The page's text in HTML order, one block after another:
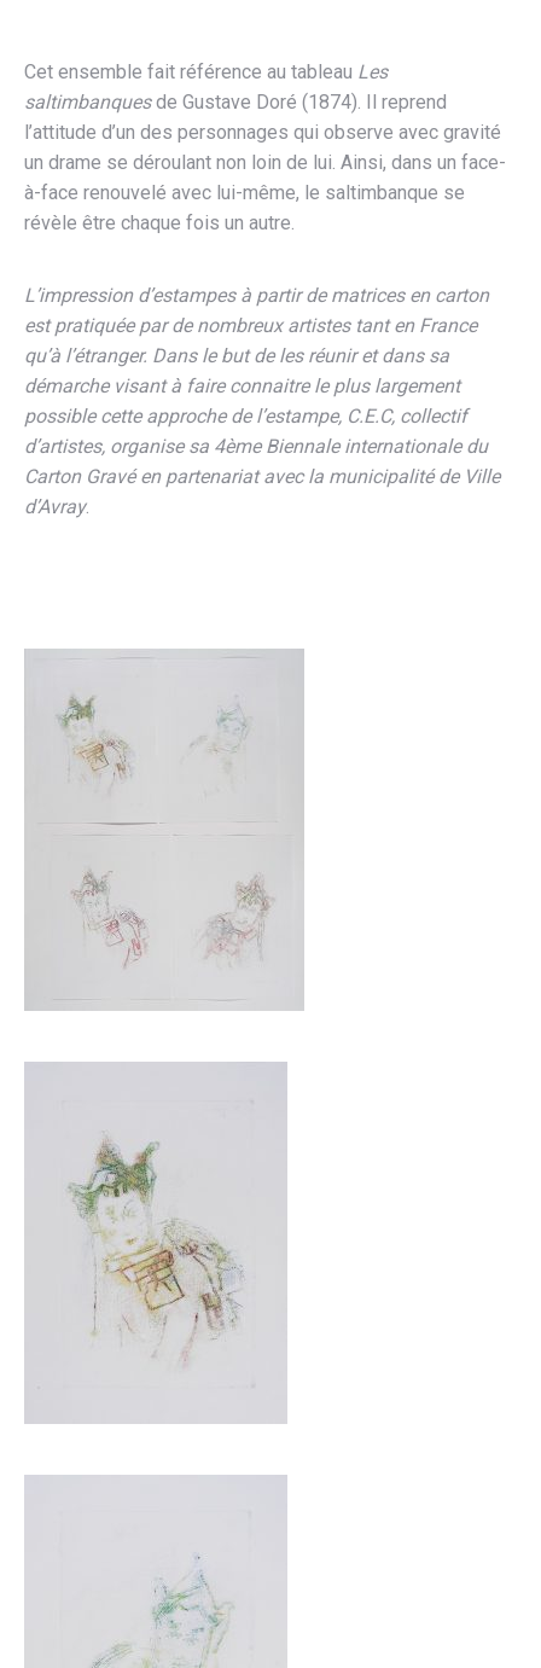
Cet ensemble fait référence au tableau Les
saltimbanquesde Gustave Doré (1874). Il reprend
l’attitude d’un des personnages qui observe avec gravité
un drame se déroulant non loin de lui. Ainsi, dans un face-
à-face renouvelé avec lui-même, le saltimbanque se
révèle être chaque fois un autre.
L’impression d’estampes à partir de matrices en carton
est pratiquée par de nombreux artistes tant en France
qu’à l’étranger. Dans le but de les réunir et dans sa
démarche visant à faire connaitre le plus largement
possible cette approche de l’estampe, C.E.C, collectif
d’artistes, organise sa 4ème Biennale internationale du
Carton Gravé en partenariat avec la municipalité de Ville
d’Avray.